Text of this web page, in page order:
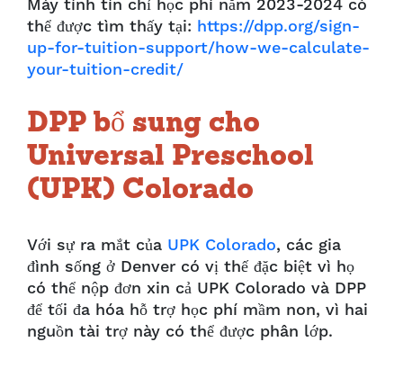
Máy tính tín chỉ học phí năm 2023-2024 có
thể được tìm thấy tại: https://dpp.org/sign-
up-for-tuition-support/how-we-calculate-
your-tuition-credit/
DPP bổ sung cho
Universal Preschool
(UPK) Colorado
Với sự ra mắt của UPK Colorado, các gia
đình sống ở Denver có vị thế đặc biệt vì họ
có thể nộp đơn xin cả UPK Colorado và DPP
để tối đa hóa hỗ trợ học phí mầm non, vì hai
nguồn tài trợ này có thể được phân lớp.